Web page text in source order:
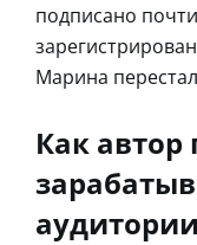
подписано
Марина
Как автор
аудитории